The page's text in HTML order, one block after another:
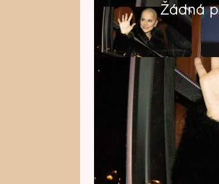
Žádná
Laďka Něrgešová
statečný boj s
sítích svěřila, že
maminku, která
mozku jako ona.